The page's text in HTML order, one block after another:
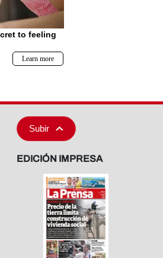
Subir
EDICIÓN IMPRESA